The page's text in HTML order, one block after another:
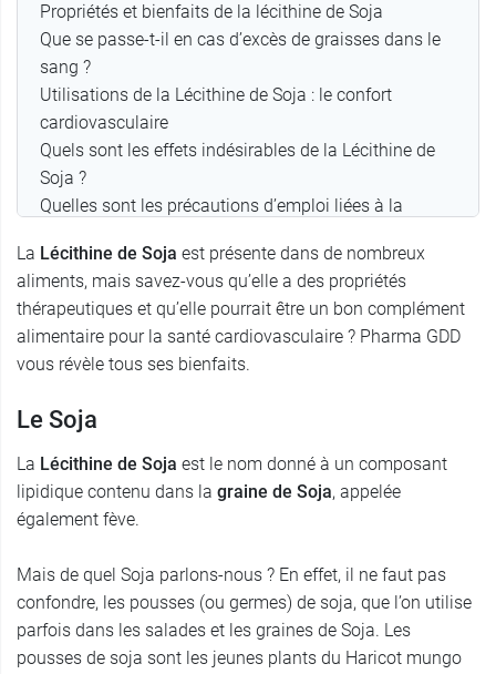
Propriétés et bienfaits de la lécithine de Soja
Que se passe-t-il en cas d’excès de graisses dans le
sang ?
Utilisations de la Lécithine de Soja : le confort
cardiovasculaire
Quels sont les effets indésirables de la Lécithine de
Soja ?
Quelles sont les précautions d’emploi liées à la
La Lécithine de Soja est présente dans de nombreux
aliments, mais savez-vous qu’elle a des propriétés
thérapeutiques et qu’elle pourrait être un bon complément
alimentaire pour la santé cardiovasculaire ? Pharma GDD
vous révèle tous ses bienfaits.
Le Soja
La Lécithine de Soja est le nom donné à un composant
lipidique contenu dans la graine de Soja, appelée
également fève.
Mais de quel Soja parlons-nous ? En effet, il ne faut pas
confondre, les pousses (ou germes) de soja, que l’on utilise
parfois dans les salades et les graines de Soja. Les
pousses de soja sont les jeunes plants du Haricot mungo